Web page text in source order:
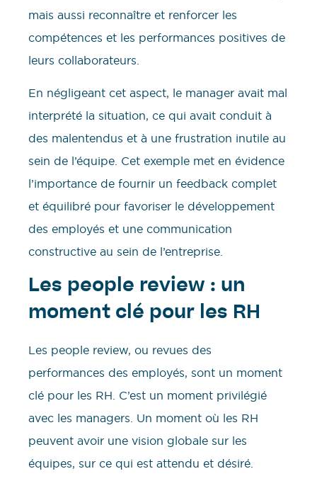
mais aussi reconnaître et renforcer les
compétences et les performances positives de
leurs collaborateurs.
En négligeant cet aspect, le manager avait mal
interprété la situation, ce qui avait conduit à
des malentendus et à une frustration inutile au
sein de l’équipe. Cet exemple met en évidence
l’importance de fournir un feedback complet
et équilibré pour favoriser le développement
des employés et une communication
constructive au sein de l’entreprise.
Les people review : un
moment clé pour les RH
Les people review, ou revues des
performances des employés, sont un moment
clé pour les RH. C’est un moment privilégié
avec les managers. Un moment où les RH
peuvent avoir une vision globale sur les
équipes, sur ce qui est attendu et désiré.